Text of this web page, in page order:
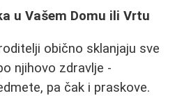
u Vašem Domu ili Vrtu
obično sklanjaju sve
njihovo zdravlje -
pa čak i praskove.